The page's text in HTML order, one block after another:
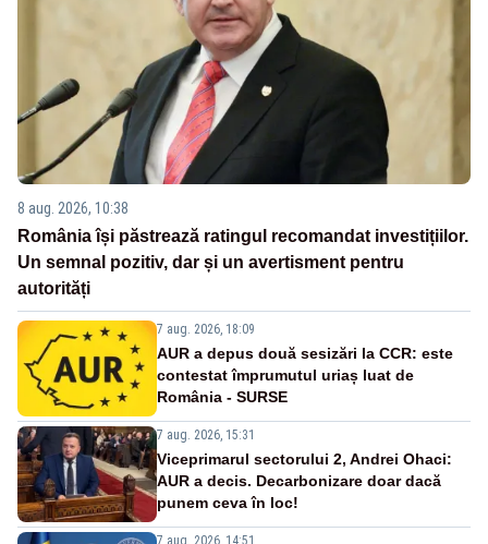
8 aug. 2026, 10:38
România își păstrează ratingul recomandat investițiilor.
Un semnal pozitiv, dar și un avertisment pentru
autorități
7 aug. 2026, 18:09
AUR a depus două sesizări la CCR: este
contestat împrumutul uriaș luat de
România - SURSE
7 aug. 2026, 15:31
Viceprimarul sectorului 2, Andrei Ohaci:
AUR a decis. Decarbonizare doar dacă
punem ceva în loc!
7 aug. 2026, 14:51